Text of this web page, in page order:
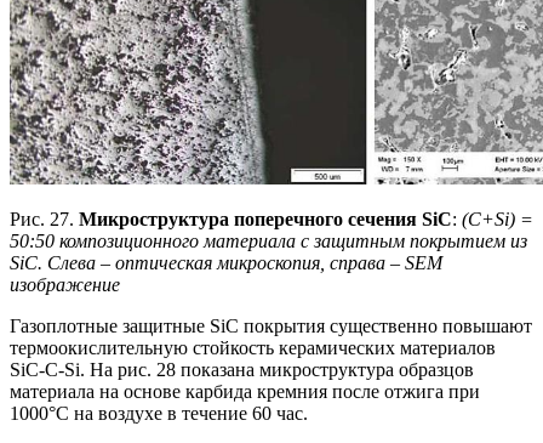
Рис. 27. Микроструктура поперечного сечения SiC: (C+Si) =
50:50 композиционного материала с защитным покрытием из
SiC. Слева – оптическая микроскопия, справа – SEM
изображение
Газоплотные защитные SiC покрытия существенно повышают
термоокислительную стойкость керамических материалов
SiC-C-Si. На рис. 28 показана микроструктура образцов
материала на основе карбида кремния после отжига при
1000°С на воздухе в течение 60 час.